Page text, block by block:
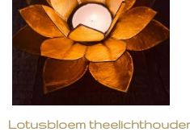
Lotusbloem